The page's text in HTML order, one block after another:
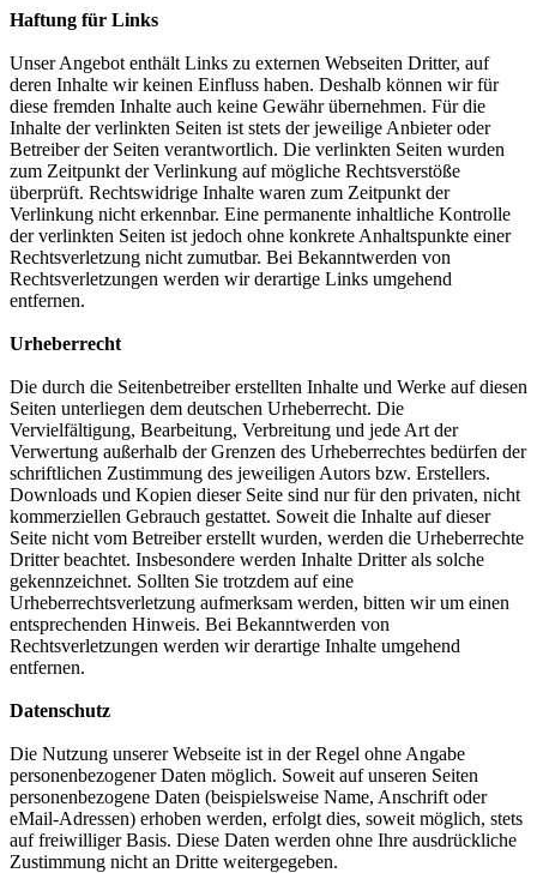
Haftung für Links
Unser Angebot enthält Links zu externen Webseiten Dritter, auf
deren Inhalte wir keinen Einfluss haben. Deshalb können wir für
diese fremden Inhalte auch keine Gewähr übernehmen. Für die
Inhalte der verlinkten Seiten ist stets der jeweilige Anbieter oder
Betreiber der Seiten verantwortlich. Die verlinkten Seiten wurden
zum Zeitpunkt der Verlinkung auf mögliche Rechtsverstöße
überprüft. Rechtswidrige Inhalte waren zum Zeitpunkt der
Verlinkung nicht erkennbar. Eine permanente inhaltliche Kontrolle
der verlinkten Seiten ist jedoch ohne konkrete Anhaltspunkte einer
Rechtsverletzung nicht zumutbar. Bei Bekanntwerden von
Rechtsverletzungen werden wir derartige Links umgehend
entfernen.
Urheberrecht
Die durch die Seitenbetreiber erstellten Inhalte und Werke auf diesen
Seiten unterliegen dem deutschen Urheberrecht. Die
Vervielfältigung, Bearbeitung, Verbreitung und jede Art der
Verwertung außerhalb der Grenzen des Urheberrechtes bedürfen der
schriftlichen Zustimmung des jeweiligen Autors bzw. Erstellers.
Downloads und Kopien dieser Seite sind nur für den privaten, nicht
kommerziellen Gebrauch gestattet. Soweit die Inhalte auf dieser
Seite nicht vom Betreiber erstellt wurden, werden die Urheberrechte
Dritter beachtet. Insbesondere werden Inhalte Dritter als solche
gekennzeichnet. Sollten Sie trotzdem auf eine
Urheberrechtsverletzung aufmerksam werden, bitten wir um einen
entsprechenden Hinweis. Bei Bekanntwerden von
Rechtsverletzungen werden wir derartige Inhalte umgehend
entfernen.
Datenschutz
Die Nutzung unserer Webseite ist in der Regel ohne Angabe
personenbezogener Daten möglich. Soweit auf unseren Seiten
personenbezogene Daten (beispielsweise Name, Anschrift oder
eMail-Adressen) erhoben werden, erfolgt dies, soweit möglich, stets
auf freiwilliger Basis. Diese Daten werden ohne Ihre ausdrückliche
Zustimmung nicht an Dritte weitergegeben.